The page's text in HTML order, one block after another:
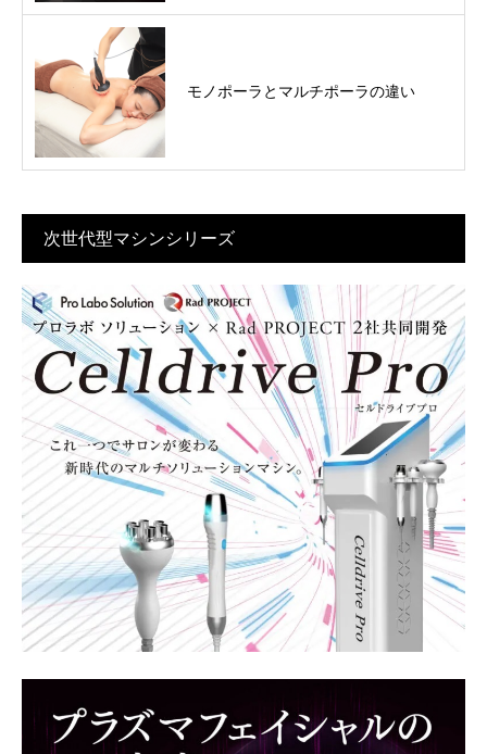
モノポーラとマルチポーラの違い
次世代型マシンシリーズ